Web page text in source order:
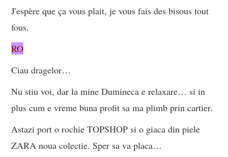
J'espère que ça vous plait, je vous fais des bisous tout
fous.
RO
Ciau dragelor…
Nu stiu voi, dar la mine Dumineca e relaxare… si in
plus cum e vreme buna profit sa ma plimb prin cartier.
Astazi port o rochie TOPSHOP si o giaca din piele
ZARA noua colectie. Sper sa va placa…